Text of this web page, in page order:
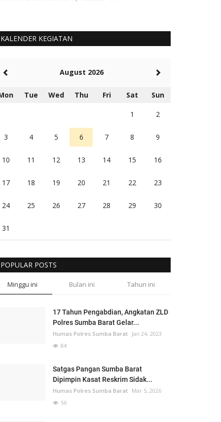
KALENDER KEGIATAN
August 2026
Tue Wed Thu Fri Sat Sun
1 2
3 4 5 6 7 8 9
10 11 12 13 14 15 16
17 18 19 20 21 22 23
24 25 26 27 28 29 30
31
POPULAR POSTS
Minggu ini Bulan ini Tahun ini
17 Tahun Pengabdian, Angkatan ZLD
Polres Sumba Barat Gelar...
Humas Polres Sumba Barat Jan 24, 2023
84
Satgas Pangan Sumba Barat
Dipimpin Kasat Reskrim Sidak...
Humas Polres Sumba Barat Mar 5, 2026
56